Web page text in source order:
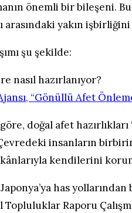
önemli bir bileşeni.
yakın
şu şekilde:
“Gönüllü Afet
doğal afet
insanların
kendilerini
has yollarından
Topluluklar Raporu